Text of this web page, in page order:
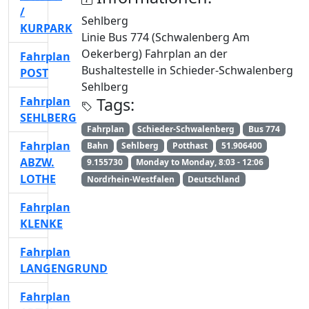
Sehlberg
Linie Bus 774 (Schwalenberg Am
Oekerberg) Fahrplan an der
Bushaltestelle in Schieder-Schwalenberg
Sehlberg
Tags:
Fahrplan Schieder-Schwalenberg
Bus 774
Bahn
Sehlberg Potthast
51.906400
9.155730
Monday to Monday, 8:03 - 12:06
Nordrhein-Westfalen
Deutschland
/
KURPARK
Fahrplan
POST
Fahrplan
SEHLBERG
Fahrplan
ABZW.
LOTHE
Fahrplan
KLENKE
Fahrplan
LANGENGRUND
Fahrplan